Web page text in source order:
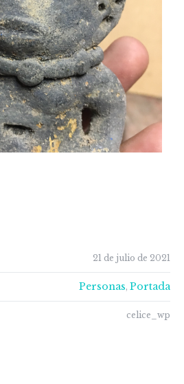
21 de julio de 2021
Personas, Portada
celice_wp